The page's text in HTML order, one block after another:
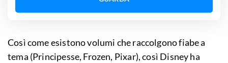
Così come esistono volumi che raccolgono fiabe a
tema (Principesse, Frozen, Pixar), così Disney ha